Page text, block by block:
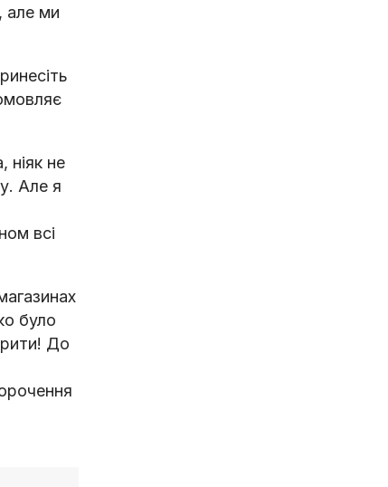
але ми
ніяк не
Але я
всі
було
До